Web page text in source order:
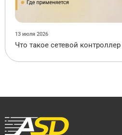
13 июля 2026
Что такое сетевой